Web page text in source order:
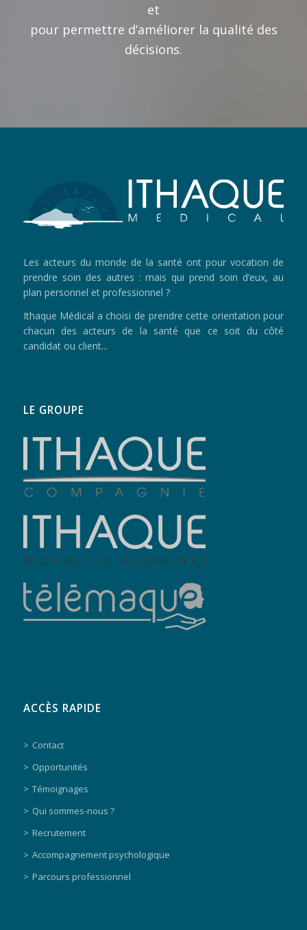
et
pour permettre d’améliorer la qualité des
décisions.
Les acteurs du monde de la santé ont pour vocation de
prendre soin des autres : mais qui prend soin d’eux, au
plan personnel et professionnel ?
Ithaque Médical a choisi de prendre cette orientation pour
chacun des acteurs de la santé que ce soit du côté
candidat ou client...
LE GROUPE
ACCÈS RAPIDE
Contact
Opportunités
Témoignages
Qui sommes-nous ?
Recrutement
Accompagnement psychologique
Parcours professionnel